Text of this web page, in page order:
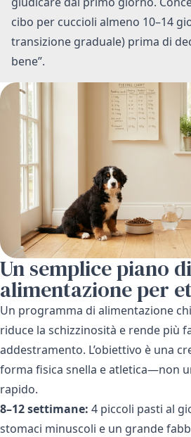
cibo per cuccioli almeno 10–14
transizione graduale) prima di
bene”.
Un semplice piano di
alimentazione per
Un programma di alimentazione
riduce la schizzinosità e rende più
addestramento. L’obiettivo è una
forma fisica snella e atletica—non
rapido.
8–12 settimane: 4 piccoli pasti al
stomaci minuscoli e un grande